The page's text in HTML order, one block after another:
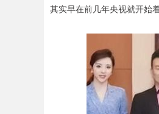
其实早在前几年央视就开始